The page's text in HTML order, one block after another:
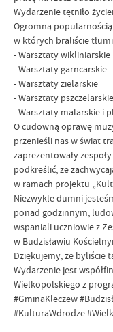
Wydarzenie tętniło
Ogromną
w których braliście
- Warsztaty wikliniarskie
- Warsztaty garncarskie
- Warsztaty zielarskie
- Warsztaty pszczelarskie
- Warsztaty malarskie i
O cudowną oprawę
przenieśli nas w świat
zaprezentowały
podkreślić, że
w ramach projektu
Niezwykle dumni
ponad godzinnym,
wspaniali uczniowie z
w Budzisławiu
Dziękujemy, że byliście
Wydarzenie jest
Wielkopolskiego z
#GminaKleczew
#KulturaWdrodze